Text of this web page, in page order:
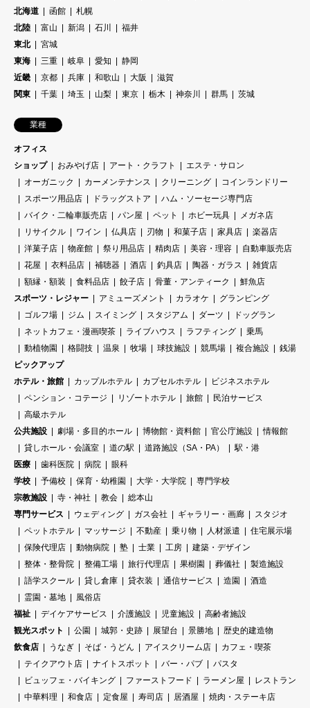
北海道
函館
札幌
北陸
富山 新潟 石川
福井
東北
宮城
東海
三重 岐阜 愛知
静岡
近畿
京都 兵庫 和歌山 大阪
滋賀
関東
千葉 埼玉 山梨 東京 栃木 神奈川 群馬 茨城
業種
オフィス
ショップ
おみやげ店 アート・クラフト
エステ・サロン
オーガニック
カーメンテナンス クリーニング
コインランドリー
スポーツ用品店
ドラッグストア
ハム・ソーセージ専門店
バイク・二輪車販売店
パン屋 ペット ホビー玩具
メガネ店
リサイクル
ワイン 仏具店 刃物 和菓子店 家具店
楽器店
洋菓子店
物産館 祭り用品店 精肉店 美容・理容
自動車販売店
花屋
衣料品店 補聴器 酒店 釣具店 陶器・ガラス
雑貨店
額縁・額装
食料品店 餃子店 骨董・アンティーク
鮮魚店
スポーツ・レジャー
アミューズメント カラオケ
グランピング
ゴルフ場
ジム スイミング スタジアム ダーツ
ドッグラン
ネットカフェ・漫画喫茶
ライブハウス ラフティング
乗馬
動植物園
格闘技 温泉 牧場 球技施設 競馬場 複合施設
銭湯
ピックアップ
ホテル・旅館
カップルホテル カプセルホテル
ビジネスホテル
ペンション・コテージ
リゾートホテル 旅館
民泊サービス
高級ホテル
公共施設
劇場・多目的ホール 博物館・資料館 官公庁施設
情報館
貸しホール・会議室
道の駅 道路施設（SA・PA）
駅・港
医療
歯科医院 病院
眼科
学校
予備校 保育・幼稚園 大学・大学院
専門学校
宗教施設
寺・神社 教会
総本山
専門サービス
ウェディング ガス会社 ギャラリー・画廊
スタジオ
ペットホテル
マッサージ 不動産 乗り物 人材派遣
住宅展示場
保険代理店
動物病院 塾 士業 工房
建築・デザイン
整体・整骨院
整備工場 旅行代理店 果樹園 葬儀社
製造施設
語学スクール
貸し倉庫 貸衣装 通信サービス 造園
酒造
霊園・墓地
風俗店
福祉
デイケアサービス 介護施設 児童施設
高齢者施設
観光スポット
公園 城郭・史跡 展望台 景勝地
歴史的建造物
飲食店
うなぎ そば・うどん アイスクリーム店
カフェ・喫茶
テイクアウト店
ナイトスポット バー・パブ
パスタ
ビュッフェ・バイキング
ファーストフード ラーメン屋
レストラン
中華料理
和食店 定食屋 寿司店 居酒屋 焼肉・ステーキ店